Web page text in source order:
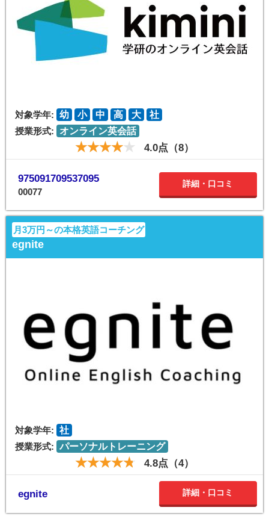
対象学年: 幼 小 中 高 大
社
授業形式:
オンライン英会話
4.0点（8）
975091709537095
00077
詳細・口コミ
月3万円～の本格英語コーチング
egnite
対象学年: 社
授業形式: パーソナルトレーニング
4.8点（4）
egnite 詳細・口コミ